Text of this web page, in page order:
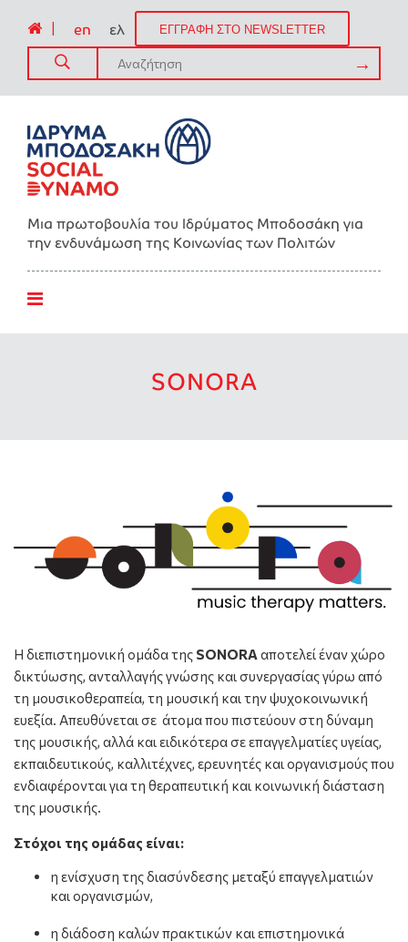
en ελ ΕΓΓΡΑΦΗ ΣΤΟ NEWSLETTER
Μια πρωτοβουλία του Ιδρύματος Μποδοσάκη για
την ενδυνάμωση της Kοινωνίας των Πολιτών
SONORA
Η διεπιστημονική ομάδα της SONORA αποτελεί έναν χώρο
δικτύωσης, ανταλλαγής γνώσης και συνεργασίας γύρω από
τη μουσικοθεραπεία, τη μουσική και την ψυχοκοινωνική
ευεξία. Απευθύνεται σε άτομα που πιστεύουν στη δύναμη
της μουσικής, αλλά και ειδικότερα σε επαγγελματίες υγείας,
εκπαιδευτικούς, καλλιτέχνες, ερευνητές και οργανισμούς που
ενδιαφέρονται για τη θεραπευτική και κοινωνική διάσταση
της μουσικής.
Στόχοι της ομάδας είναι:
η ενίσχυση της διασύνδεσης μεταξύ επαγγελματιών
και οργανισμών,
η διάδοση καλών πρακτικών και επιστημονικά